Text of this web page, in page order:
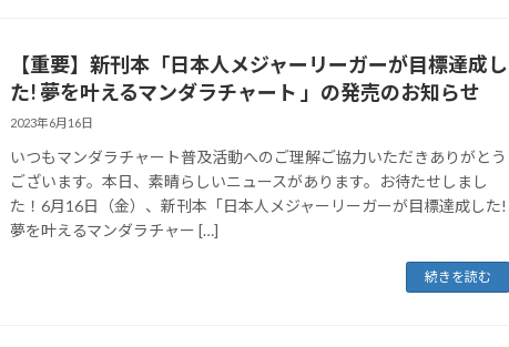
【重要】新刊本「日本人メジャーリーガーが目標達成し
た! 夢を叶えるマンダラチャート 」の発売のお知らせ
2023年6月16日
いつもマンダラチャート普及活動へのご理解ご協力いただきありがとう
ございます。本日、素晴らしいニュースがあります。お待たせしまし
た！6月16日（金）、新刊本「日本人メジャーリーガーが目標達成した!
夢を叶えるマンダラチャー […]
続きを読む